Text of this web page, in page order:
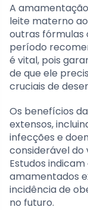
A
leite materno
outras fórmulas
período
é vital, pois
de que ele
cruciais de
Os benefícios
extensos,
infecções e
considerável do
Estudos
amamentados
incidência de
no futuro.